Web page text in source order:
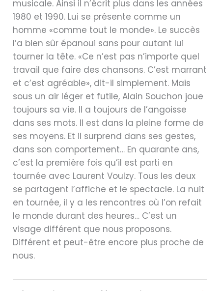
musicale. Ainsi il n’écrit plus dans les années
1980 et 1990. Lui se présente comme un
homme «comme tout le monde». Le succès
l’a bien sûr épanoui sans pour autant lui
tourner la tête. «Ce n’est pas n’importe quel
travail que faire des chansons. C’est marrant
et c’est agréable», dit-il simplement. Mais
sous un air léger et futile, Alain Souchon joue
toujours sa vie. Il a toujours de l’angoisse
dans ses mots. Il est dans la pleine forme de
ses moyens. Et il surprend dans ses gestes,
dans son comportement… En quarante ans,
c’est la première fois qu’il est parti en
tournée avec Laurent Voulzy. Tous les deux
se partagent l’affiche et le spectacle. La nuit
en tournée, il y a les rencontres où l’on refait
le monde durant des heures… C’est un
visage différent que nous proposons.
Différent et peut-être encore plus proche de
nous.